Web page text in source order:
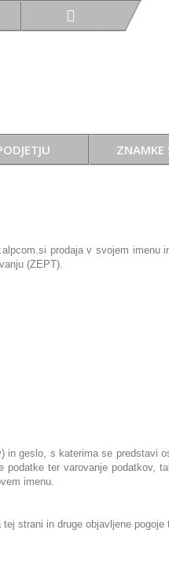
ZNAMKE
prodaja v svojem
(ZEPT).
geslo, s katerima se predstavi
ter varovanje podatkov,
imenu.
strani in druge objavljene